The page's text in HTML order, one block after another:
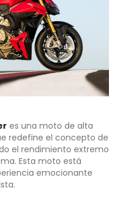
es una moto de alta
redefine el concepto de
el rendimiento extremo
Esta moto está
emocionante